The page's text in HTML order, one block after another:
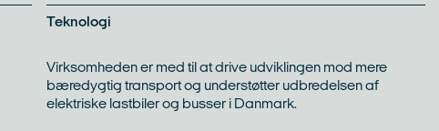
Teknologi
Virksomheden er med til at drive udviklingen mod mere
bæredygtig transport og understøtter udbredelsen af
elektriske lastbiler og busser i Danmark.